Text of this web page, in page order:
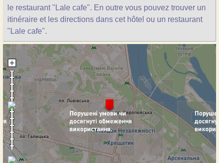
le restaurant "Lale cafe". En outre vous pouvez trouver un
itinéraire et les directions dans cet hôtel ou un restaurant
"Lale cafe".